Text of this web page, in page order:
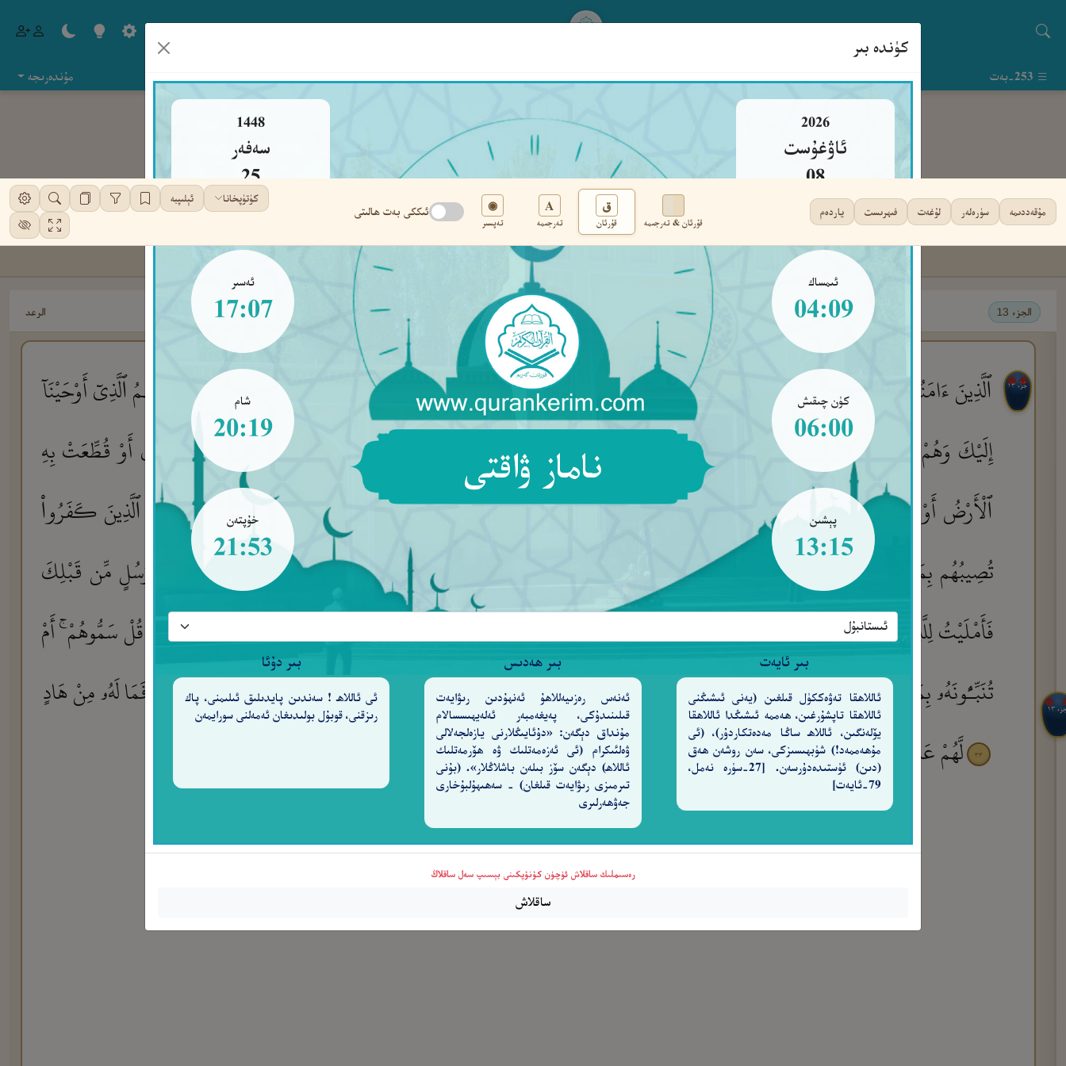
كۈندە بىر
2026
ئاۋغۇست
08
شەنبە
1448
سەفەر
25
شەنبە
ئىمساك
04:09
كۈن چىقىش
06:00
پېشىن
13:15
ناماز ۋاقتى
ئەسىر
17:07
شام
20:19
خۇپتەن
21:53
بىر ئايەت
ئاللاھقا تەۋەككۈل قىلغىن (يەنى ئىشىڭنى
ئاللاھقا تاپشۇرغىن، ھەممە ئىشىڭدا ئاللاھقا
يۆلەنگىن، ئاللاھ ساڭا مەدەتكاردۇر)، (ئى
مۇھەممەد!) شۈبھىسىزكى، سەن روشەن ھەق
(دىن) ئۈستىدەدۇرسەن. [27-سۈرە نەمل،
79-ئايەت]
بىر ھەدىس
ئەنەس رەزىيەللاھۇ ئەنھۇدىن رىۋايەت
قىلىنىدۇكى، پەيغەمبەر ئەلەيھىسسالام
مۇنداق دېگەن: «دۇئايىڭلارنى يازەلجەلالى
ۋەلئىكرام (ئى ئەزەمەتلىك ۋە ھۆرمەتلىك
ئاللاھ) دېگەن سۆز بىلەن باشلاڭلار». (بۇنى
تىرمىزى رىۋايەت قىلغان) - سەھىھۇلبۇخارى
جەۋھەرلىرى
بىر دۇئا
ئى ئاللاھ ! سەندىن پايدىلىق ئىلىمنى، پاك
رىزقنى، قوبۇل بولىدىغان ئەمەلنى سورايمەن
رەسىملىك ساقلاش ئۈچۈن كۇنۇپكىنى بېسىپ سەل ساقلاڭ
ساقلاش
مۇندەرىجە
مۇقەددىمە سۈرەلەر لۇغەت فىھرىست ياردەم
قۇرئان & تەرجىمە
ق
قۇرئان
A
تەرجىمە
◉
تەپسىر
ئىككى بەت ھالىتى
كۈتۈپخانا ئېلىپبە
تەڭشەك
١٣
الجزء 13 ‹ ‹ ٢٥٣ › › الرعد
جُزْء ١٣ ٱلَّذِينَ ءَامَنُوا۟ وَعَمِلُوا۟ ٱلصَّـٰلِحَـٰتِ طُوبَىٰ لَهُمْ وَحُسْنُ مَـَٔابٍ
كَذَٰلِكَ أَرْسَلْنَـٰكَ فِىٓ أُمَّةٍ قَدْ خَلَتْ مِن قَبْلِهَآ أُمَمٌ لِّتَتْلُوَا۟ عَلَيْهِمُ ٱلَّذِىٓ أَوْحَيْنَآ
إِلَيْكَ وَهُمْ يَكْفُرُونَ بِٱلرَّحْمَـٰنِ ۚ قُلْ هُوَ رَبِّى لَآ إِلَـٰهَ إِلَّا هُوَ عَلَيْهِ تَوَكَّلْتُ وَإِلَيْهِ مَتَابِ
وَلَوْ أَنَّ قُرْءَانًا سُيِّرَتْ بِهِ ٱلْجِبَالُ أَوْ قُطِّعَتْ بِهِ
ٱلْأَرْضُ أَوْ كُلِّمَ بِهِ ٱلْمَوْتَىٰ ۗ بَل لِّلَّهِ ٱلْأَمْرُ جَمِيعًا ۗ أَفَلَمْ يَا۟يْـَٔسِ ٱلَّذِينَ ءَامَنُوٓا۟ أَن لَّوْ يَشَآءُ ٱللَّهُ لَهَدَى ٱلنَّاسَ جَمِيعًا ۗ وَلَا يَزَالُ ٱلَّذِينَ كَفَرُوا۟
تُصِيبُهُم بِمَا صَنَعُوا۟ قَارِعَةٌ أَوْ تَحُلُّ قَرِيبًا مِّن دَارِهِمْ حَتَّىٰ يَأْتِىَ وَعْدُ ٱللَّهِ ۚ إِنَّ ٱللَّهَ لَا يُخْلِفُ ٱلْمِيعَادَ
٣١
وَلَقَدِ ٱسْتُهْزِئَ بِرُسُلٍ مِّن قَبْلِكَ
فَأَمْلَيْتُ لِلَّذِينَ كَفَرُوا۟ ثُمَّ أَخَذْتُهُمْ ۖ فَكَيْفَ كَانَ عِقَابِ
أَفَمَنْ هُوَ قَآئِمٌ عَلَىٰ كُلِّ نَفْسٍۭ بِمَا كَسَبَتْ ۗ وَجَعَلُوا۟ لِلَّهِ شُرَكَآءَ قُلْ سَمُّوهُمْ ۚ أَمْ
تُنَبِّـُٔونَهُۥ بِمَا لَا يَعْلَمُ فِى ٱلْأَرْضِ أَم بِظَـٰهِرٍ مِّنَ ٱلْقَوْلِ ۗ بَلْ زُيِّنَ لِلَّذِينَ كَفَرُوا۟ مَكْرُهُمْ وَصُدُّوا۟ عَنِ ٱلسَّبِيلِ ۗ وَمَن يُضْلِلِ ٱللَّهُ فَمَا لَهُۥ مِنْ هَادٍ
٣٣ لَّهُمْ عَذَابٌ فِى ٱلْحَيَوٰةِ ٱلدُّنْيَا ۖ وَلَعَذَابُ ٱلْـَٔاخِرَةِ أَشَقُّ ۖ وَمَا لَهُم مِّنَ ٱللَّهِ مِن وَاقٍ